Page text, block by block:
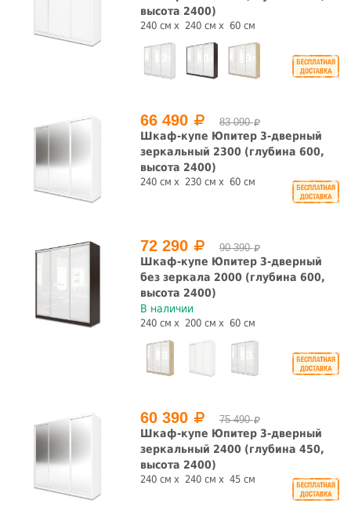
высота 2400)
240 см 240 см 60 см
66 490 83 090
Шкаф-купе Юпитер 3-дверный
зеркальный 2300 (глубина 600,
высота 2400)
240 см 230 см 60 см
72 290 90 390
Шкаф-купе Юпитер 3-дверный
без зеркала 2000 (глубина 600,
высота 2400)
В наличии
240 см 200 см 60 см
60 390 75 490
Шкаф-купе Юпитер 3-дверный
зеркальный 2400 (глубина 450,
высота 2400)
240 см 240 см 45 см